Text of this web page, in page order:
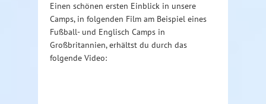
Einen schönen ersten Einblick in unsere
Camps, in folgenden Film am Beispiel eines
Fußball- und Englisch Camps in
Großbritannien, erhältst du durch das
folgende Video: